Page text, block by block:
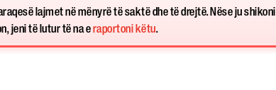
lajmet në mënyrë të saktë dhe të drejtë. Nëse ju shikoni
jeni të lutur të na e raportoni këtu.